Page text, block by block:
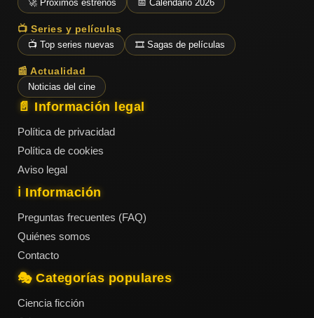
🚀 Próximos estrenos 📅 Calendario 2026
📺 Series y películas
📺 Top series nuevas 🎞️ Sagas de películas
📰 Actualidad
Noticias del cine
📄 Información legal
Política de privacidad
Política de cookies
Aviso legal
ℹ️ Información
Preguntas frecuentes (FAQ)
Quiénes somos
Contacto
🎭 Categorías populares
Ciencia ficción